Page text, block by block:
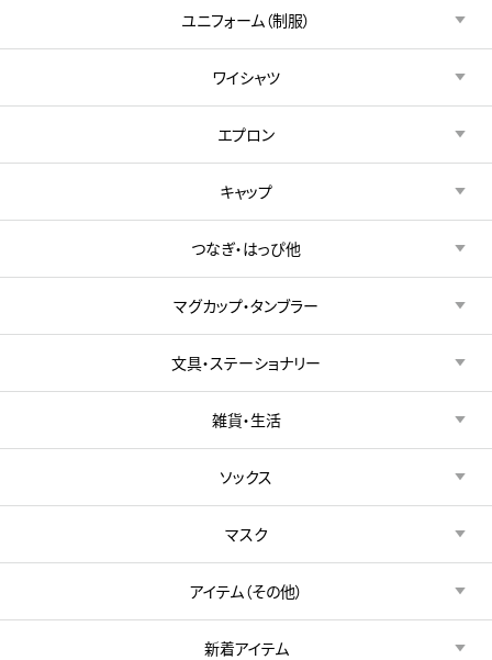
ユニフォーム（制服）
ワイシャツ
エプロン
キャップ
つなぎ・はっぴ他
マグカップ・タンブラー
文具・ステーショナリー
雑貨・生活
ソックス
マスク
アイテム（その他）
新着アイテム